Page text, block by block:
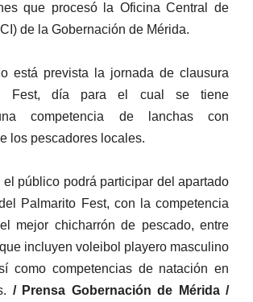
que procesó la Oficina Central de
de la Gobernación de Mérida.
está prevista la jornada de clausura
Fest, día para el cual se tiene
competencia de lanchas con
los pescadores locales.
el público podrá participar del apartado
Palmarito Fest, con la competencia
mejor chicharrón de pescado, entre
incluyen voleibol playero masculino
como competencias de natación en
/ Prensa Gobernación de Mérida /